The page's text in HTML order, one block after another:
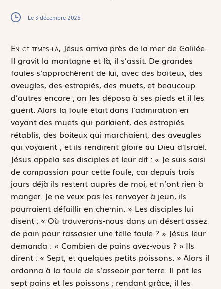
Le 3 décembre 2025
En ce temps-là, Jésus arriva près de la mer de Galilée.
Il gravit la montagne et là, il s’assit. De grandes
foules s’approchèrent de lui, avec des boiteux, des
aveugles, des estropiés, des muets, et beaucoup
d’autres encore ; on les déposa à ses pieds et il les
guérit. Alors la foule était dans l’admiration en
voyant des muets qui parlaient, des estropiés
rétablis, des boiteux qui marchaient, des aveugles
qui voyaient ; et ils rendirent gloire au Dieu d’Israël.
Jésus appela ses disciples et leur dit : « Je suis saisi
de compassion pour cette foule, car depuis trois
jours déjà ils restent auprès de moi, et n’ont rien à
manger. Je ne veux pas les renvoyer à jeun, ils
pourraient défaillir en chemin. » Les disciples lui
disent : « Où trouverons-nous dans un désert assez
de pain pour rassasier une telle foule ? » Jésus leur
demanda : « Combien de pains avez-vous ? » Ils
dirent : « Sept, et quelques petits poissons. » Alors il
ordonna à la foule de s’asseoir par terre. Il prit les
sept pains et les poissons ; rendant grâce, il les